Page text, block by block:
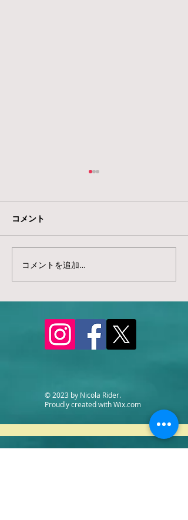
コメント
コメントを追加…
© 2023 by Nicola Rider.
Proudly created withWix.com